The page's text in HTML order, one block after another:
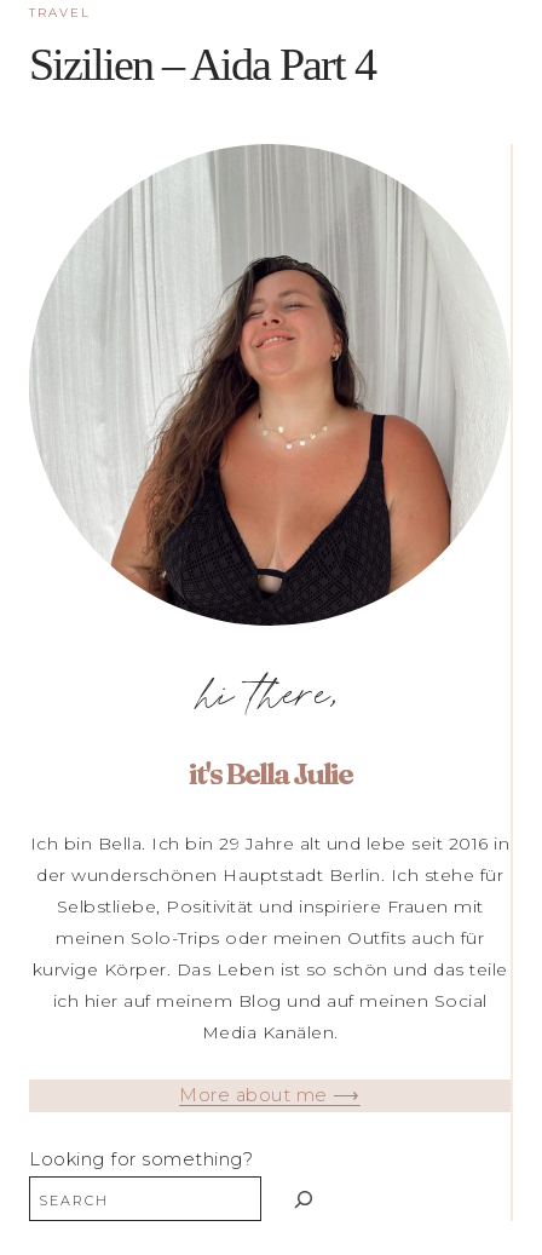
TRAVEL
Sizilien – Aida Part 4
hi there,
it's Bella Julie
Ich bin Bella. Ich bin 29 Jahre alt und lebe seit 2016 in
der wunderschönen Hauptstadt Berlin. Ich stehe für
Selbstliebe, Positivität und inspiriere Frauen mit
meinen Solo-Trips oder meinen Outfits auch für
kurvige Körper. Das Leben ist so schön und das teile
ich hier auf meinem Blog und auf meinen Social
Media Kanälen.
More about me ⟶
Looking for something?